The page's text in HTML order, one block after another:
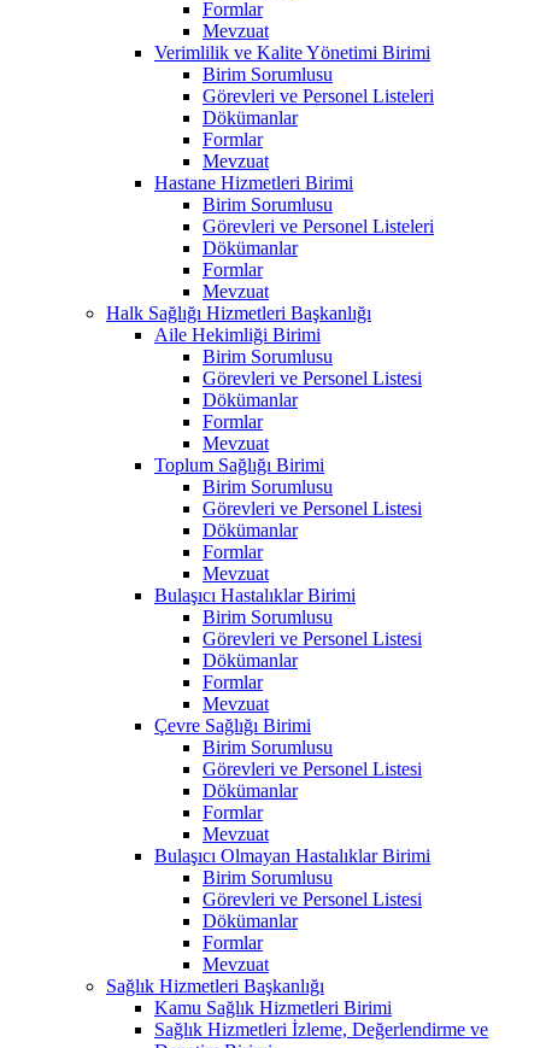
Formlar
Mevzuat
Verimlilik ve Kalite Yönetimi Birimi
Birim Sorumlusu
Görevleri ve Personel Listeleri
Dökümanlar
Formlar
Mevzuat
Hastane Hizmetleri Birimi
Birim Sorumlusu
Görevleri ve Personel Listeleri
Dökümanlar
Formlar
Mevzuat
Halk Sağlığı Hizmetleri Başkanlığı
Aile Hekimliği Birimi
Birim Sorumlusu
Görevleri ve Personel Listesi
Dökümanlar
Formlar
Mevzuat
Toplum Sağlığı Birimi
Birim Sorumlusu
Görevleri ve Personel Listesi
Dökümanlar
Formlar
Mevzuat
Bulaşıcı Hastalıklar Birimi
Birim Sorumlusu
Görevleri ve Personel Listesi
Dökümanlar
Formlar
Mevzuat
Çevre Sağlığı Birimi
Birim Sorumlusu
Görevleri ve Personel Listesi
Dökümanlar
Formlar
Mevzuat
Bulaşıcı Olmayan Hastalıklar Birimi
Birim Sorumlusu
Görevleri ve Personel Listesi
Dökümanlar
Formlar
Mevzuat
Sağlık Hizmetleri Başkanlığı
Kamu Sağlık Hizmetleri Birimi
Sağlık Hizmetleri İzleme, Değerlendirme ve